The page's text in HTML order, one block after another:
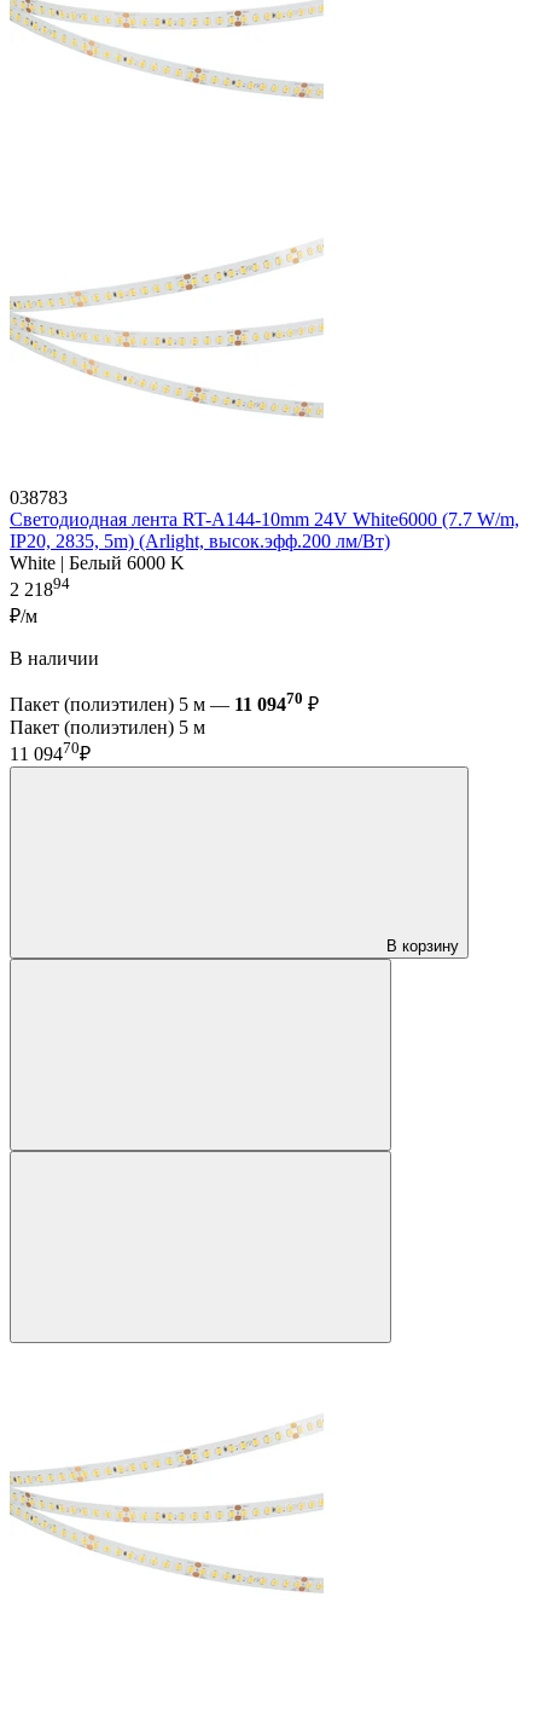
038783
Светодиодная лента RT-A144-10mm 24V White6000 (7.7 W/m,
IP20, 2835, 5m) (Arlight, высок.эфф.200 лм/Вт)
White | Белый 6000 K
2 21894
₽/м
В наличии
Пакет (полиэтилен) 5 м — 11 09470 ₽
Пакет (полиэтилен) 5 м
11 09470₽
В корзину